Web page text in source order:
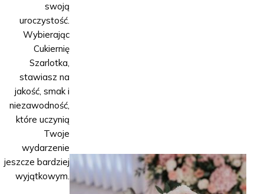
swoją
uroczystość.
Wybierając
Cukiernię
Szarlotka,
stawiasz na
jakość, smak i
niezawodność,
które uczynią
Twoje
wydarzenie
jeszcze bardziej
wyjątkowym.